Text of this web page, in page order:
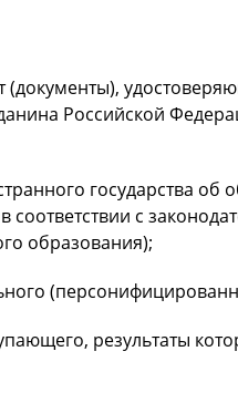
Российской
государства
с
образования);
результаты